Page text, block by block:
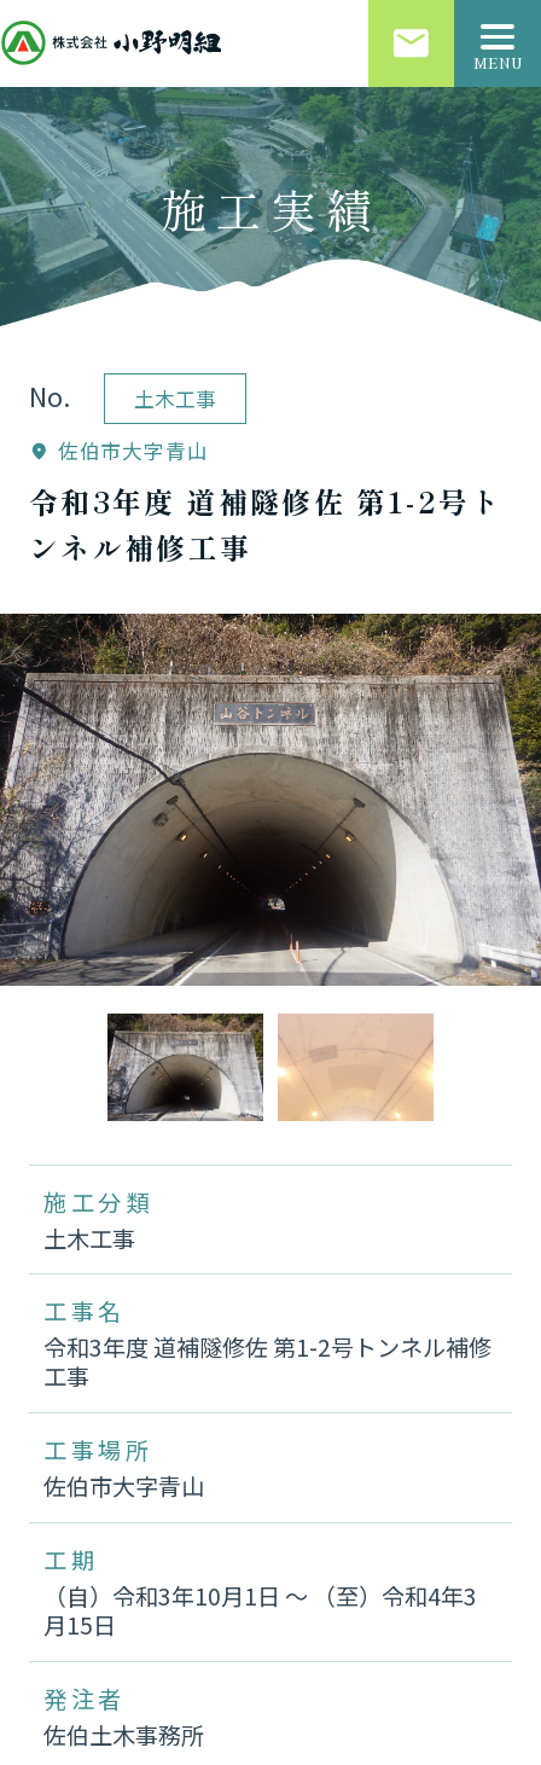
email MENU
施工実績
No. 土木工事
location_on 佐伯市大字青山
令和3年度 道補隧修佐 第1-2号ト
ンネル補修工事
施工分類
土木工事
工事名
令和3年度 道補隧修佐 第1-2号トンネル補修
工事
工事場所
佐伯市大字青山
工期
（自）令和3年10月1日 〜 （至）令和4年3
月15日
発注者
佐伯土木事務所